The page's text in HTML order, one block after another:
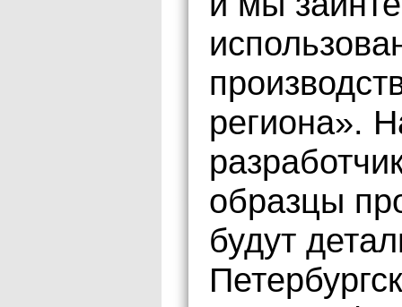
региона».
образцы
будут